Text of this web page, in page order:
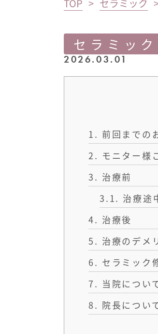
TOP セラミック
セラミック
2026.03.01
1. 前回までの
2. モニター様
3. 治療前
3.1. 治療途
4. 治療後
5. 治療のデメ
6. セラミック
7. 当院につい
8. 院長につい